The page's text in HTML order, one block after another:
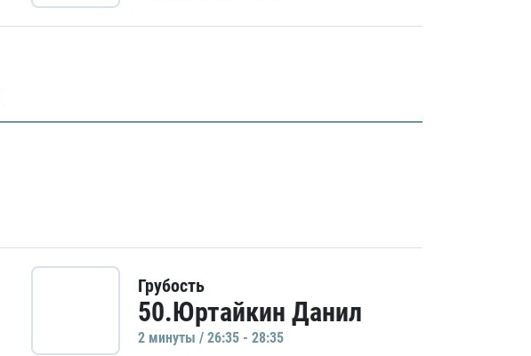
Грубость
50.Юртайкин Данил
2 минуты / 26:35 - 28:35